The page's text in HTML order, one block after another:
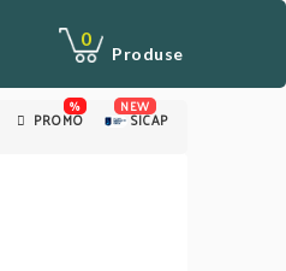
Produse
0
PROMO
%
SICAP
NEW